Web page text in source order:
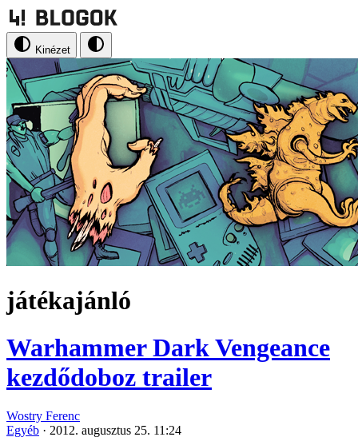
Kinézet
játékajánló
Warhammer Dark Vengeance
kezdődoboz trailer
Wostry Ferenc
Egyéb · 2012. augusztus 25. 11:24